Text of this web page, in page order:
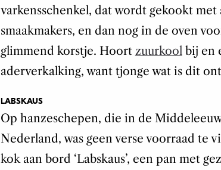
varkensschenkel, dat wordt gekookt met
smaakmakers, en dan nog in de oven
glimmend korstje. Hoort zuurkoolbij en
aderverkalking, want tjonge wat is dit
LABSKAUS
Op hanzeschepen, die in de
Nederland, was geen verse voorraad te
kok aan bord ‘Labskaus’, een pan met